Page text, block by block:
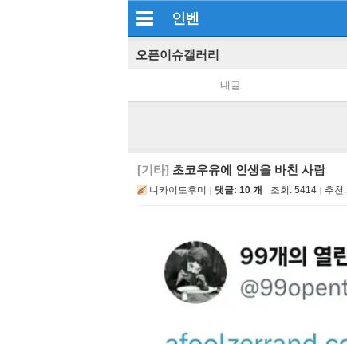
인벤
오픈이슈갤러리
내글
[기타] 초코우유에 인생을 바친 사람
니카이도후미 댓글: 10 개 조회: 5414 추천: